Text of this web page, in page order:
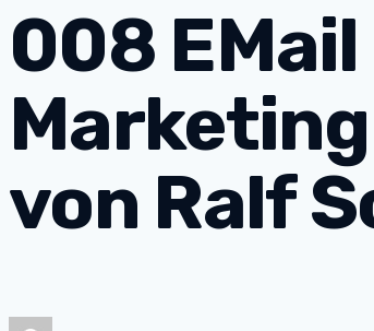
008
von Ralf